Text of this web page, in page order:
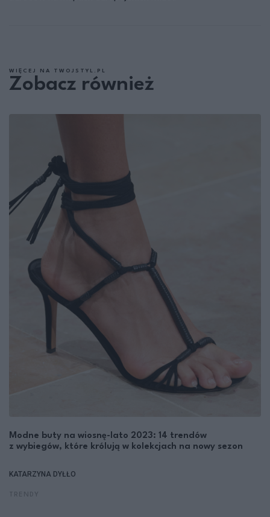
WIĘCEJ NA TWOJSTYL.PL
Zobacz również
Modne buty na wiosnę-lato 2023: 14 trendów
z wybiegów, które królują w kolekcjach na nowy sezon
KATARZYNA DYŁŁO